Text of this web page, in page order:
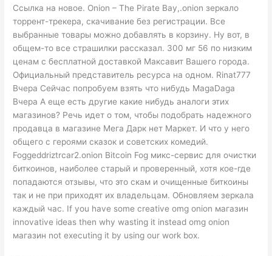
Ссылка на новое. Onion – The Pirate Bay,.onion зеркало
торрент-трекера, скачивание без регистрации. Все
выбранные товары можно добавлять в корзину. Ну вот, в
общем-то все страшилки рассказал. 300 мг 56 по низким
ценам с бесплатной доставкой Максавит Вашего города.
Официальный представитель ресурса на одном. Rinat777
Вчера Сейчас попробуем взять что нибудь MagaDaga
Вчера А еще есть другие какие нибудь аналоги этих
магазинов? Речь идет о том, чтобы подобрать надежного
продавца в магазине Мега Дарк нет Маркет. И что у него
общего с героями сказок и советских комедий.
Foggeddriztrcar2.onion Bitcoin Fog микс-сервис для очистки
биткоинов, наиболее старый и проверенный, хотя кое-где
попадаются отзывы, что это скам и очищенные биткоины
так и не при приходят их владельцам. Обновляем зеркала
каждый час. If you have some creative omg onion магазин
innovative ideas then why wasting it instead omg onion
магазин not executing it by using our work box.